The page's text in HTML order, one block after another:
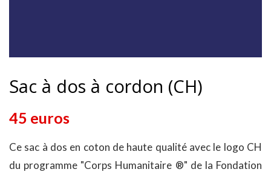
Sac à dos à cordon (CH)
45 euros
Ce sac à dos en coton de haute qualité avec le logo CH
du programme "Corps Humanitaire ®" de la Fondation